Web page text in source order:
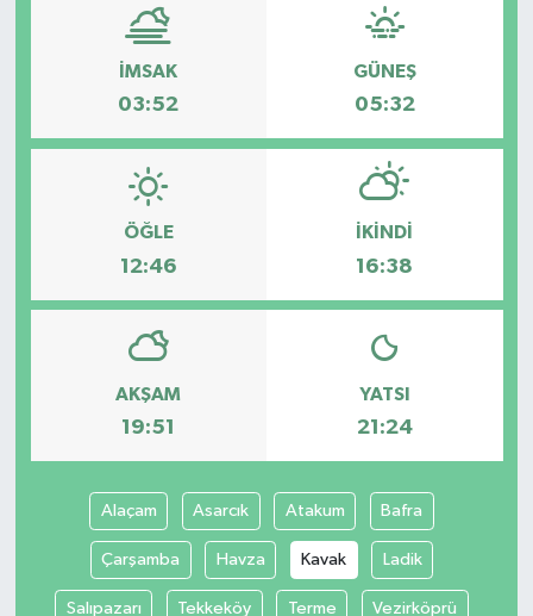
İMSAK
03:52
GÜNEŞ
05:32
ÖĞLE
12:46
İKINDI
16:38
AKŞAM
19:51
YATSI
21:24
Alaçam Asarcık Atakum Bafra
Çarşamba Havza Kavak Ladik
Salıpazarı Tekkeköy Terme Vezirköprü